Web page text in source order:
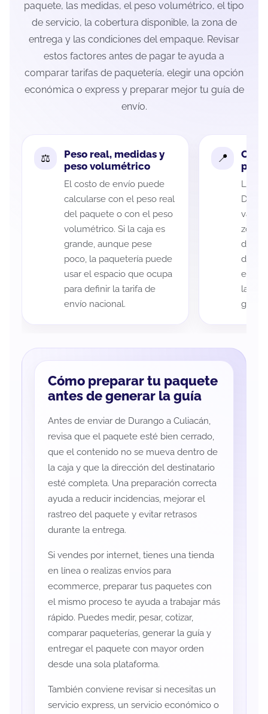
paquete, las medidas, el peso volumétrico, el tipo
de servicio, la cobertura disponible, la zona de
entrega y las condiciones del empaque. Revisar
estos factores antes de pagar te ayuda a
comparar tarifas de paquetería, elegir una opción
económica o express y preparar mejor tu guía de
envío.
Peso real, medidas y
peso volumétrico
El costo de envío puede
calcularse con el peso real
del paquete o con el peso
volumétrico. Si la caja es
grande, aunque pese
poco, la paquetería puede
usar el espacio que ocupa
para definir la tarifa de
envío nacional.
La
variar
zona
de
de
eso
la
guía
Cómo preparar tu paquete
antes de generar la guía
Antes de enviar de Durango a Culiacán,
revisa que el paquete esté bien cerrado,
que el contenido no se mueva dentro de
la caja y que la dirección del destinatario
esté completa. Una preparación correcta
ayuda a reducir incidencias, mejorar el
rastreo del paquete y evitar retrasos
durante la entrega.
Si vendes por internet, tienes una tienda
en línea o realizas envíos para
ecommerce, preparar tus paquetes con
el mismo proceso te ayuda a trabajar más
rápido. Puedes medir, pesar, cotizar,
comparar paqueterías, generar la guía y
entregar el paquete con mayor orden
desde una sola plataforma.
También conviene revisar si necesitas un
servicio express, un servicio económico o